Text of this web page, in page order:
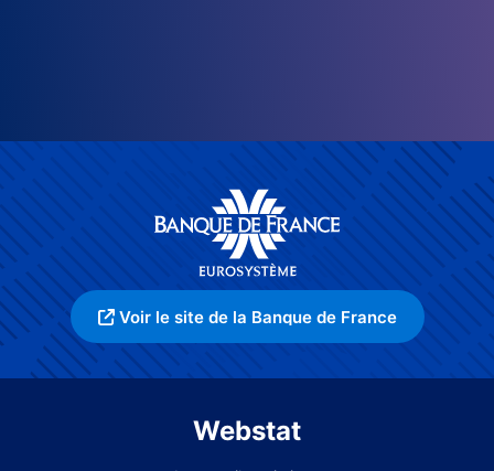
Voir le site de la Banque de France
Webstat